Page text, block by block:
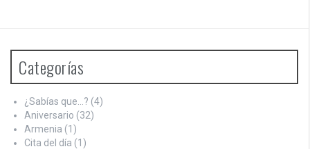
Categorías
¿Sabías que…? (4)
Aniversario (32)
Armenia (1)
Cita del día (1)